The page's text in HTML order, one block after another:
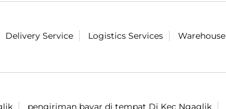
Delivery Service Logistics Services Warehouse
pengiriman bayar di tempat Di Kec Ngaglik